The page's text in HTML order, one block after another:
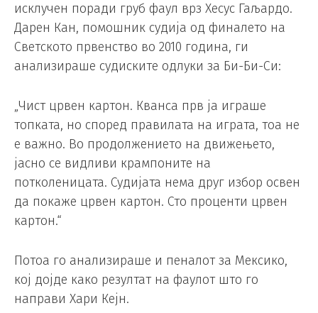
исклучен поради груб фаул врз Хесус Гаљардо.
Дарен Кан, помошник судија од финалето на
Светското првенство во 2010 година, ги
анализираше судиските одлуки за Би-Би-Си:
„Чист црвен картон. Кванса прв ја играше
топката, но според правилата на играта, тоа не
е важно. Во продолжението на движењето,
јасно се видливи крампоните на
потколеницата. Судијата нема друг избор освен
да покаже црвен картон. Сто проценти црвен
картон.“
Потоа го анализираше и пеналот за Мексико,
кој дојде како резултат на фаулот што го
направи Хари Кејн.